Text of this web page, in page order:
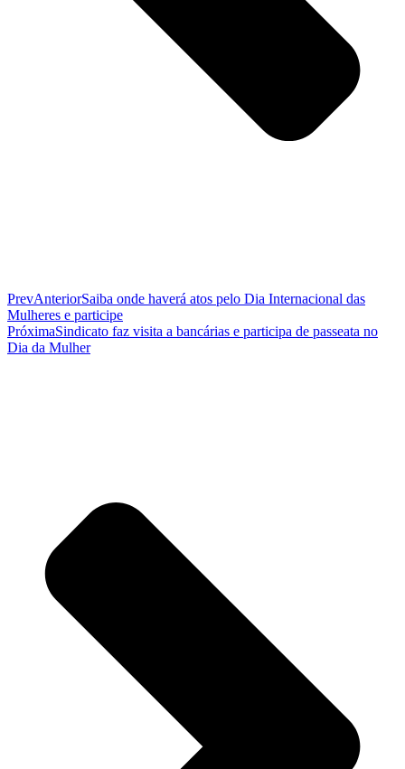
PrevAnteriorSaiba onde haverá atos pelo Dia Internacional das
Mulheres e participe
PróximaSindicato faz visita a bancárias e participa de passeata no
Dia da Mulher